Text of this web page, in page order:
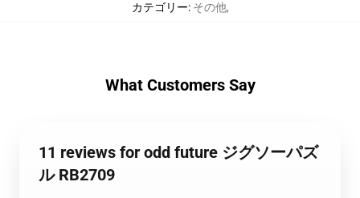
カテゴリー: その他,
What Customers Say
11 reviews for odd future ジグソーパズ
ル RB2709